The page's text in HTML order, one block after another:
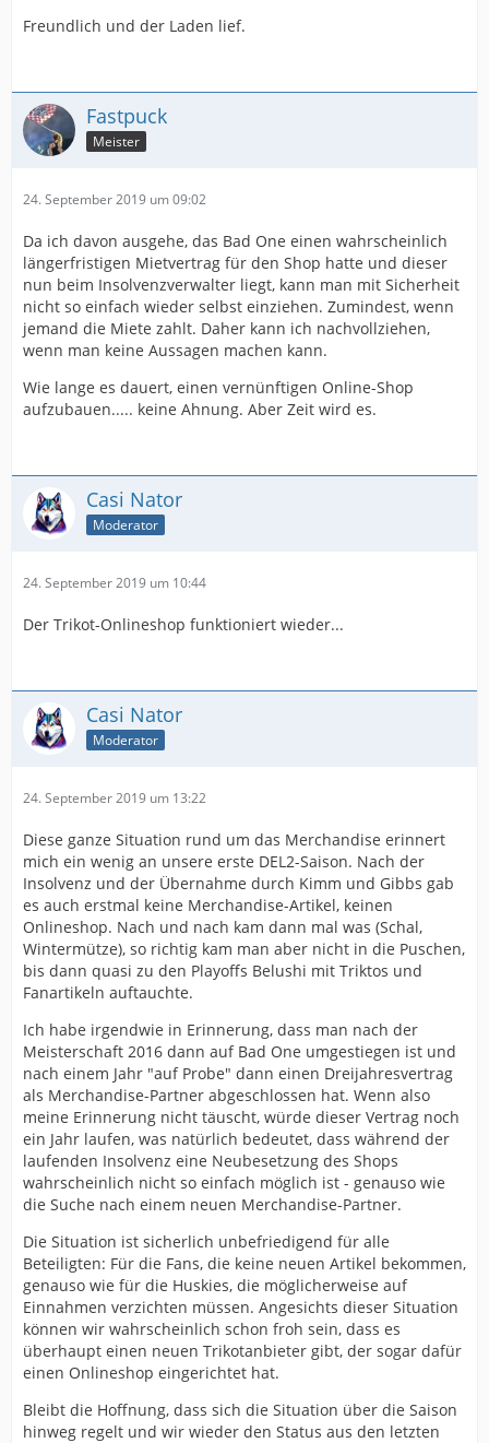
Freundlich und der Laden lief.
Fastpuck
Meister
24. September 2019 um 09:02
Da ich davon ausgehe, das Bad One einen wahrscheinlich
längerfristigen Mietvertrag für den Shop hatte und dieser
nun beim Insolvenzverwalter liegt, kann man mit Sicherheit
nicht so einfach wieder selbst einziehen. Zumindest, wenn
jemand die Miete zahlt. Daher kann ich nachvollziehen,
wenn man keine Aussagen machen kann.
Wie lange es dauert, einen vernünftigen Online-Shop
aufzubauen..... keine Ahnung. Aber Zeit wird es.
Casi Nator
Moderator
24. September 2019 um 10:44
Der Trikot-Onlineshop funktioniert wieder...
Casi Nator
Moderator
24. September 2019 um 13:22
Diese ganze Situation rund um das Merchandise erinnert
mich ein wenig an unsere erste DEL2-Saison. Nach der
Insolvenz und der Übernahme durch Kimm und Gibbs gab
es auch erstmal keine Merchandise-Artikel, keinen
Onlineshop. Nach und nach kam dann mal was (Schal,
Wintermütze), so richtig kam man aber nicht in die Puschen,
bis dann quasi zu den Playoffs Belushi mit Triktos und
Fanartikeln auftauchte.
Ich habe irgendwie in Erinnerung, dass man nach der
Meisterschaft 2016 dann auf Bad One umgestiegen ist und
nach einem Jahr "auf Probe" dann einen Dreijahresvertrag
als Merchandise-Partner abgeschlossen hat. Wenn also
meine Erinnerung nicht täuscht, würde dieser Vertrag noch
ein Jahr laufen, was natürlich bedeutet, dass während der
laufenden Insolvenz eine Neubesetzung des Shops
wahrscheinlich nicht so einfach möglich ist - genauso wie
die Suche nach einem neuen Merchandise-Partner.
Die Situation ist sicherlich unbefriedigend für alle
Beteiligten: Für die Fans, die keine neuen Artikel bekommen,
genauso wie für die Huskies, die möglicherweise auf
Einnahmen verzichten müssen. Angesichts dieser Situation
können wir wahrscheinlich schon froh sein, dass es
überhaupt einen neuen Trikotanbieter gibt, der sogar dafür
einen Onlineshop eingerichtet hat.
Bleibt die Hoffnung, dass sich die Situation über die Saison
hinweg regelt und wir wieder den Status aus den letzten